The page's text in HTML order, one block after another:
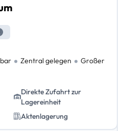
Zentral gelegen
Großer
Direkte Zufahrt zur
Lagereinheit
Aktenlagerung